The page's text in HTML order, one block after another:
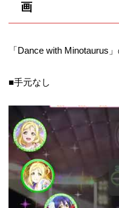
画
「Dance with Minotaurus
■手元なし